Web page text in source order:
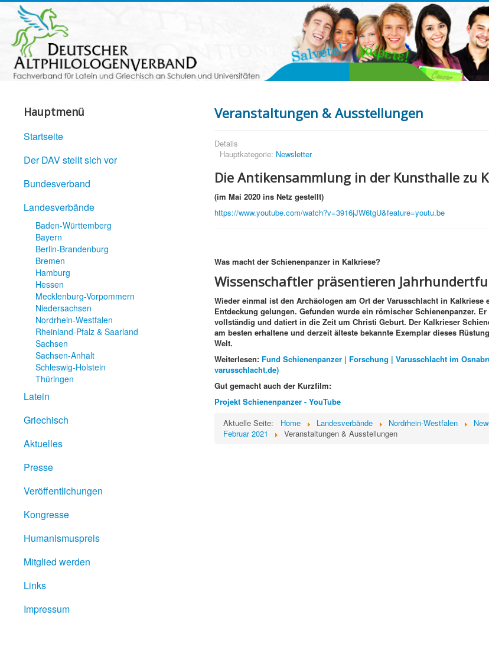
Hauptmenü
Startseite
Der DAV stellt sich vor
Bundesverband
Landesverbände
Baden-Württemberg
Bayern
Berlin-Brandenburg
Bremen
Hamburg
Hessen
Mecklenburg-Vorpommern
Niedersachsen
Nordrhein-Westfalen
Rheinland-Pfalz & Saarland
Sachsen
Sachsen-Anhalt
Schleswig-Holstein
Thüringen
Latein
Griechisch
Aktuelles
Presse
Veröffentlichungen
Kongresse
Humanismuspreis
Mitglied werden
Links
Impressum
Veranstaltungen & Ausstellungen
Details
Hauptkategorie: Newsletter
Die Antikensammlung in der Kunsthalle zu
(im Mai 2020 ins Netz gestellt)
https://www.youtube.com/watch?v=3916jJW6tgU&feature=youtu.be
Was macht der Schienenpanzer in Kalkriese?
Wissenschaftler präsentieren
Wieder einmal ist den Archäologen am Ort der Varusschlacht in Kalkriese
Entdeckung gelungen. Gefunden wurde ein römischer Schienenpanzer.
vollständig und datiert in die Zeit um Christi Geburt. Der Kalkrieser
am besten erhaltene und derzeit älteste bekannte Exemplar dieses
Welt.
Weiterlesen: Fund Schienenpanzer | Forschung | Varusschlacht im
varusschlacht.de)
Gut gemacht auch der Kurzfilm:
Projekt Schienenpanzer - YouTube
Aktuelle Seite:
Home Landesverbände Nordrhein-Westfalen
Februar 2021
Veranstaltungen & Ausstellungen